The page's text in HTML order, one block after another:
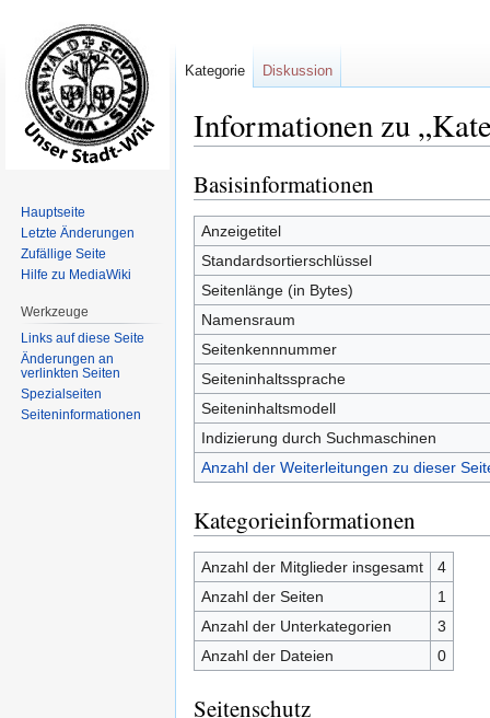
Informationen zu
Zur
Navigation
springen
Zur
Suche
springen
Basisinformationen
Anzeigetitel
Standardsortierschlüssel
Seitenlänge (in Bytes)
Namensraum
Seitenkennnummer
Seiteninhaltssprache
Seiteninhaltsmodell
Indizierung durch Suchmaschinen
Anzahl der Weiterleitungen zu dieser
Kategorieinformationen
Anzahl der Mitglieder insgesamt
4
Anzahl der Seiten
1
Anzahl der Unterkategorien
3
Anzahl der Dateien
0
Seitenschutz
Kategorie Diskussion
Hauptseite
Letzte Änderungen
Zufällige Seite
Hilfe zu MediaWiki
Werkzeuge
Links auf diese Seite
Änderungen an
verlinkten Seiten
Spezialseiten
Seiten­informationen